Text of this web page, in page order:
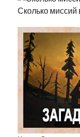
Сколько миссий